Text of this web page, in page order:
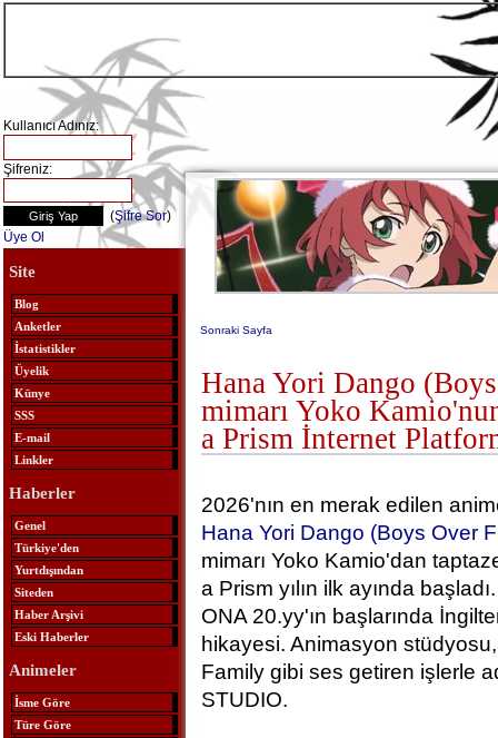
Kullanıcı Adınız:
Şifreniz:
(Şifre Sor)
Üye Ol
Site
Blog
Anketler
İstatistikler
Üyelik
Künye
SSS
E-mail
Linkler
Haberler
Genel
Türkiye'den
Yurtdışından
Siteden
Haber Arşivi
Eski Haberler
Animeler
İsme Göre
Türe Göre
Sonraki Sayfa
Hana Yori Dango
mimarı Yoko
a Prism İnternet
2026'nın en merak edilen
Hana Yori Dango (Boys Over
mimarı Yoko Kamio'dan
a Prism yılın ilk ayında
ONA 20.yy'ın başlarında
hikayesi. Animasyon
Family gibi ses getiren işlerle
STUDIO.